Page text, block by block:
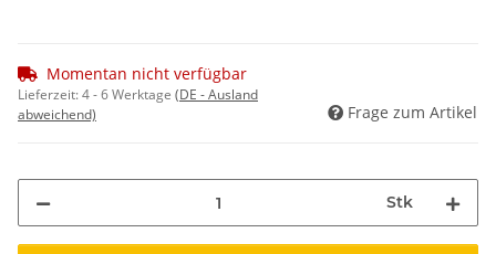
Momentan nicht verfügbar
Lieferzeit:4 - 6 Werktage (DE - Ausland
abweichend)
Frage zum Artikel
Stk